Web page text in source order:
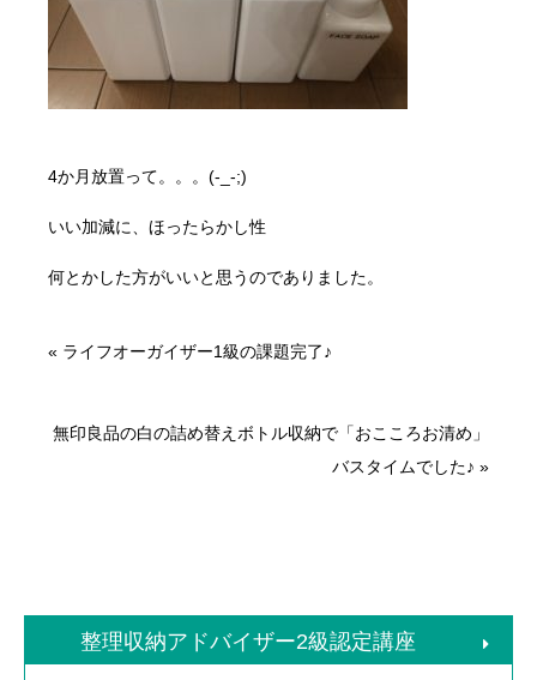
4か月放置って。。。(-_-;)
いい加減に、ほったらかし性
何とかした方がいいと思うのでありました。
« ライフオーガイザー1級の課題完了♪
無印良品の白の詰め替えボトル収納で「おこころお清め」
バスタイムでした♪ »
整理収納アドバイザー2級認定講座